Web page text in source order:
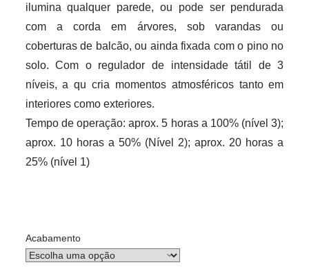
ilumina qualquer parede, ou pode ser pendurada
com a corda em árvores, sob varandas ou
coberturas de balcão, ou ainda fixada com o pino no
solo. Com o regulador de intensidade tátil de 3
níveis, a qu cria momentos atmosféricos tanto em
interiores como exteriores.
Tempo de operação: aprox. 5 horas a 100% (nível 3);
aprox. 10 horas a 50% (Nível 2); aprox. 20 horas a
25% (nível 1)
Acabamento